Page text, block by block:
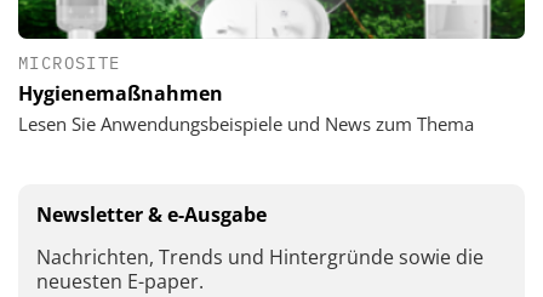
MICROSITE
Hygienemaßnahmen
Lesen Sie Anwendungsbeispiele und News zum Thema
Newsletter & e-Ausgabe
Nachrichten, Trends und Hintergründe sowie die
neuesten E-paper.